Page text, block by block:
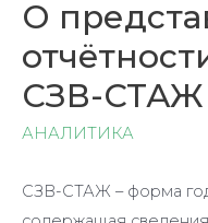
О
СЗВ-СТАЖ
АНАЛИТИКА
СЗВ-СТАЖ – форма